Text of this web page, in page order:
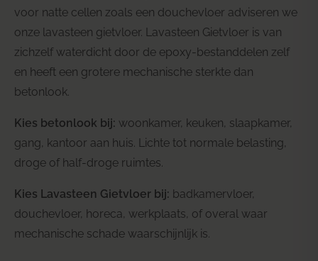
voor natte cellen zoals een douchevloer adviseren we
onze lavasteen gietvloer. Lavasteen Gietvloer is van
zichzelf waterdicht door de epoxy-bestanddelen zelf
en heeft een grotere mechanische sterkte dan
betonlook.
Kies betonlook bij: woonkamer, keuken, slaapkamer,
gang, kantoor aan huis. Lichte tot normale belasting,
droge of half-droge ruimtes.
Kies Lavasteen Gietvloer bij: badkamervloer,
douchevloer, horeca, werkplaats, of overal waar
mechanische schade waarschijnlijk is.